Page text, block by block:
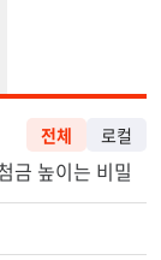
전체 로컬
금 높이는 비밀